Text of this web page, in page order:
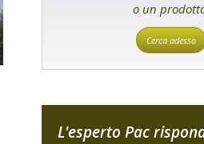
o un
Cerca adesso
L'esperto Pac